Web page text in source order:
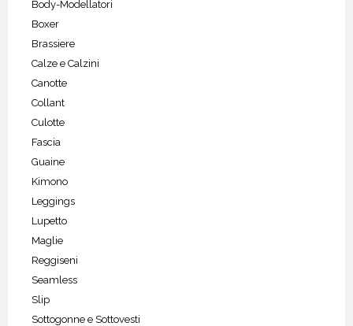
Body-Modellatori
Boxer
Brassiere
Calze e Calzini
Canotte
Collant
Culotte
Fascia
Guaine
Kimono
Leggings
Lupetto
Maglie
Reggiseni
Seamless
Slip
Sottogonne e Sottovesti